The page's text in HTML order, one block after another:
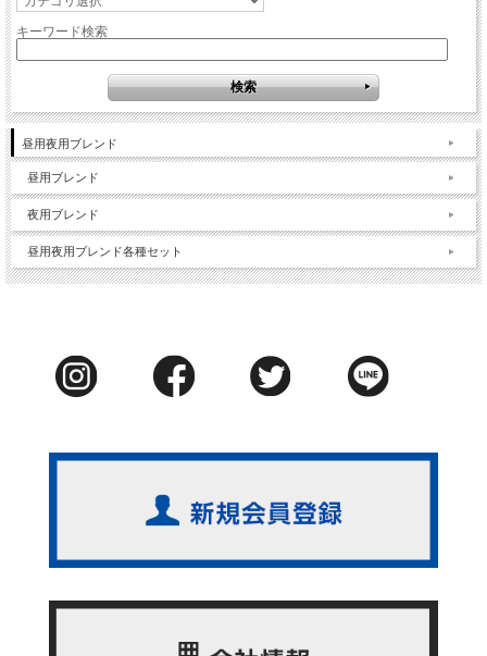
キーワード検索
昼用夜用ブレンド
昼用ブレンド
夜用ブレンド
昼用夜用ブレンド各種セット